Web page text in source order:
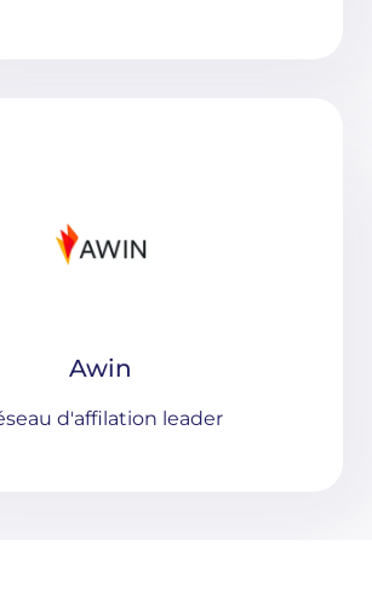
Awin
d'affilation leader